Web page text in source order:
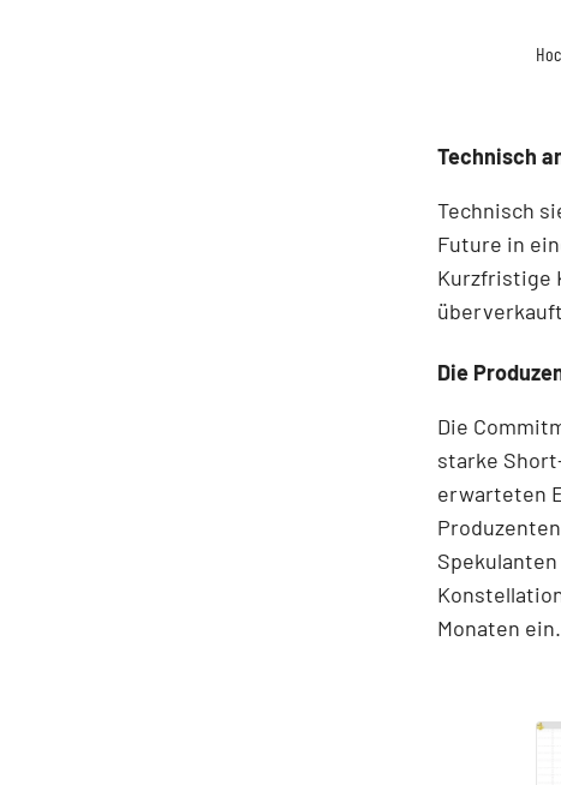
Technisch
Technisch
Future in
Kurzfristige
Die
Die
starke
erwarteten
Monaten ein.